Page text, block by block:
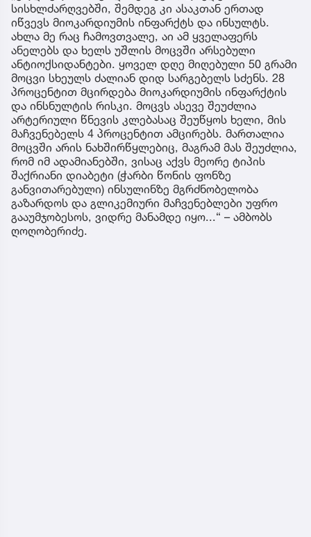
სისხლძარღვებში, შემდეგ კი ასაკთან ერთად
იწვევს მიოკარდიუმის ინფარქტს და ინსულტს.
ახლა მე რაც ჩამოვთვალე, აი ამ ყველაფერს
ანელებს და ხელს უშლის მოცვში არსებული
ანტიოქსიდანტები. ყოველ დღე მიღებული 50 გრამი
მოცვი სხეულს ძალიან დიდ სარგებელს სძენს. 28
პროცენტით მცირდება მიოკარდიუმის ინფარქტის
და ინსნულტის რისკი. მოცვს ასევე შეუძლია
არტერიული წნევის კლებასაც შეუწყოს ხელი, მის
მაჩვენებელს 4 პროცენტით ამცირებს. მართალია
მოცვში არის ნახშირწყლებიც, მაგრამ მას შეუძლია,
რომ იმ ადამიანებში, ვისაც აქვს მეორე ტიპის
შაქრიანი დიაბეტი (ჭარბი წონის ფონზე
განვითარებული) ინსულინზე მგრძნობელობა
გაზარდოს და გლიკემიური მაჩვენებლები უფრო
გააუმჯობესოს, ვიდრე მანამდე იყო...“ – ამბობს
ღოღობერიძე.